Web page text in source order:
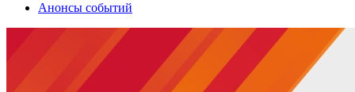
Анонсы событий